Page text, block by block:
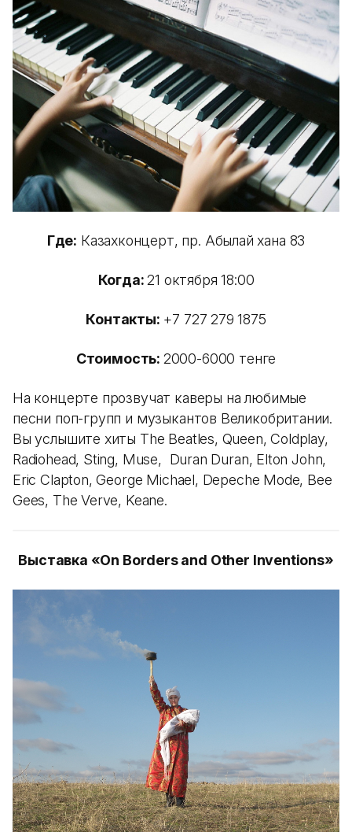
Где: Казахконцерт, пр. Абылай хана 83
Когда:21 октября 18:00
Контакты: +7 727 279 1875
Стоимость: 2000-6000 тенге
На концерте прозвучат каверы на любимые
песни поп-групп и музыкантов Великобритании.
Вы услышите хиты The Beatles, Queen, Coldplay,
Radiohead, Sting, Muse, Duran Duran, Elton John,
Eric Clapton, George Michael, Depeche Mode, Bee
Gees, The Verve, Keane.
Выставка «On Borders and Other Inventions»